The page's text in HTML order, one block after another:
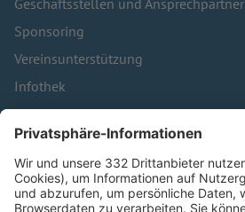
Sponsoring
Vereinsunterstützung
Infothek
Kontakt
HÄUFIG BESUCHTE SEITEN
Pässe und Vereinswechsel